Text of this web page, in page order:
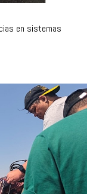
en sistemas